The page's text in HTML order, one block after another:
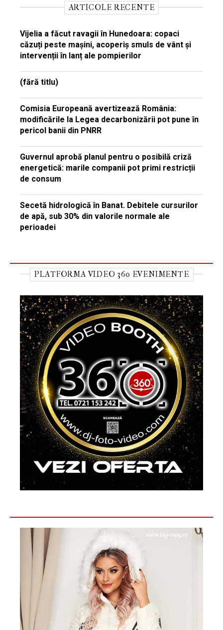
ARTICOLE RECENTE
Vijelia a făcut ravagii în Hunedoara: copaci
căzuți peste mașini, acoperiș smuls de vânt și
intervenții în lanț ale pompierilor
(fără titlu)
Comisia Europeană avertizează România:
modificările la Legea decarbonizării pot pune în
pericol banii din PNRR
Guvernul aprobă planul pentru o posibilă criză
energetică: marile companii pot primi restricții
de consum
Secetă hidrologică în Banat. Debitele cursurilor
de apă, sub 30% din valorile normale ale
perioadei
PLATFORMA VIDEO 360 EVENIMENTE